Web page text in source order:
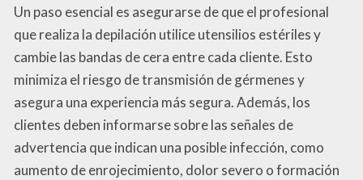
Un paso esencial es asegurarse de que el profesional
que realiza la depilación utilice utensilios estériles y
cambie las bandas de cera entre cada cliente. Esto
minimiza el riesgo de transmisión de gérmenes y
asegura una experiencia más segura. Además, los
clientes deben informarse sobre las señales de
advertencia que indican una posible infección, como
aumento de enrojecimiento, dolor severo o formación